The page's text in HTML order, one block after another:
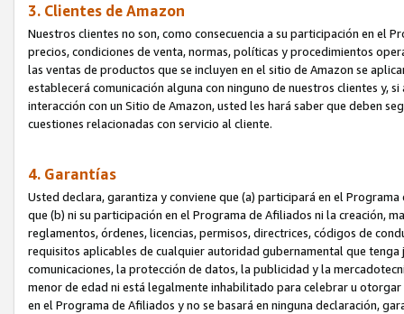
3. Clientes de Amazon
Nuestros clientes no son, como consecuencia a su participación en el
precios, condiciones de venta, normas, políticas y procedimientos
las ventas de productos que se incluyen en el sitio de Amazon se
establecerá comunicación alguna con ninguno de nuestros clientes y,
interacción con un Sitio de Amazon, usted les hará saber que deben
cuestiones relacionadas con servicio al cliente.
4. Garantías
Usted declara, garantiza y conviene que (a) participará en el
que (b) ni su participación en el Programa de Afiliados ni la creación,
reglamentos, órdenes, licencias, permisos, directrices, códigos de
requisitos aplicables de cualquier autoridad gubernamental que
comunicaciones, la protección de datos, la publicidad y la
menor de edad ni está legalmente inhabilitado para celebrar u
en el Programa de Afiliados y no se basará en ninguna declaración,